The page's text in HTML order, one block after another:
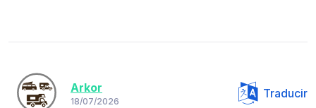
Arkor
18/07/2026
Traducir